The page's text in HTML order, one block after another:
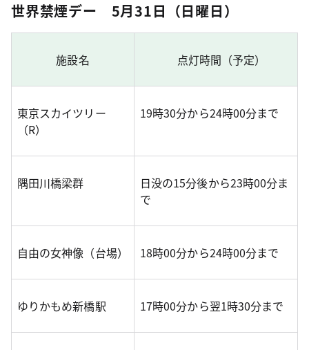
世界禁煙デー 5月31日（日曜日）
施設名 点灯時間（予定）
東京スカイツリー
（R）
19時30分から24時00分まで
隅田川橋梁群
日没の15分後から23時00分ま
で
自由の女神像（台場） 18時00分から24時00分まで
ゆりかもめ新橋駅 17時00分から翌1時30分まで